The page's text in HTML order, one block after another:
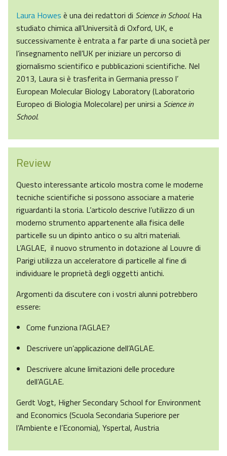
Laura Howes è una dei redattori di Science in School. Ha
studiato chimica all’Università di Oxford, UK, e
successivamente è entrata a far parte di una società per
l’insegnamento nell’UK per iniziare un percorso di
giornalismo scientifico e pubblicazioni scientifiche. Nel
2013, Laura si è trasferita in Germania presso l’
European Molecular Biology Laboratory (Laboratorio
Europeo di Biologia Molecolare) per unirsi a Science in
School.
Review
Questo interessante articolo mostra come le moderne
tecniche scientifiche si possono associare a materie
riguardanti la storia. L’articolo descrive l’utilizzo di un
moderno strumento appartenente alla fisica delle
particelle su un dipinto antico o su altri materiali.
L’AGLAE, il nuovo strumento in dotazione al Louvre di
Parigi utilizza un acceleratore di particelle al fine di
individuare le proprietà degli oggetti antichi.
Argomenti da discutere con i vostri alunni potrebbero
essere:
Come funziona l’AGLAE?
Descrivere un’applicazione dell’AGLAE.
Descrivere alcune limitazioni delle procedure
dell’AGLAE.
Gerdt Vogt, Higher Secondary School for Environment
and Economics (Scuola Secondaria Superiore per
l’Ambiente e l’Economia), Yspertal, Austria